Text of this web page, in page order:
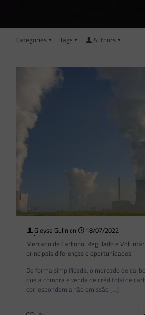
Categories Tags Authors
Gleyse Gulin on
18/07/2022
Mercado de Carbono: Regulado e
principais diferenças e oportunidades
De forma simplificada, o mercado de
que a compra e venda de crédito(s) de
correspondem a não emissão […]